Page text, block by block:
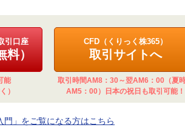
引口座
）
能
）
CFD（くりっく株365）
取引サイトへ
取引時間AM8：30～翌AM6：00（夏
AM5：00）日本の祝日も取引可能！
門」をご覧になる方はこちら